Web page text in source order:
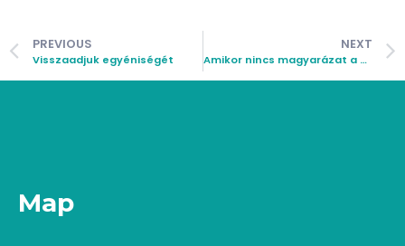
PREVIOUS
Visszaadjuk egyéniségét
NEXT
Amikor nincs magyarázat a kopaszodásra
Map